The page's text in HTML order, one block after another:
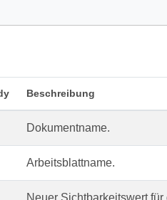
Beschreibung
Dokumentname.
Arbeitsblattname.
Neuer Sichtbarkeitswert für